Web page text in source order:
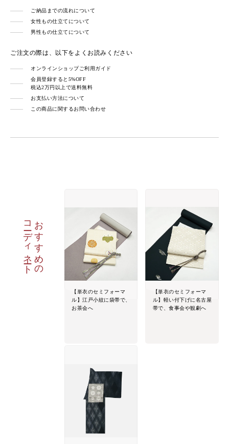
ご納品までの流れについて
女性もの仕立てについて
男性もの仕立てについて
ご注文の際は、以下をよくお読みください
オンラインショップご利用ガイド
会員登録すると5%OFF
税込2万円以上で送料無料
お支払い方法について
この商品に関するお問い合わせ
おすすめの
コーディネート
【単衣のセミフォーマ
ル】江戸小紋に袋帯で、
お茶会へ
【単衣のセミフォーマ
ル】軽い付下げに名古屋
帯で、食事会や観劇へ